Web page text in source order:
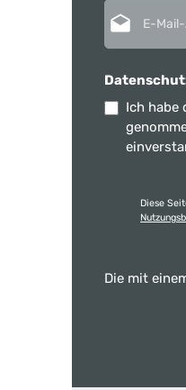
Ich habe
Diese
Die mit